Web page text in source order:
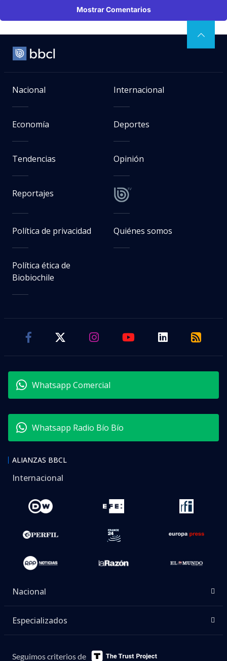
Mostrar Comentarios
Nacional Internacional
Economía Deportes
Tendencias Opinión
Reportajes
Política de privacidad Quiénes somos
Política ética de
Biobiochile
Whatsapp Comercial
Whatsapp Radio Bío Bío
ALIANZAS BBCL
Internacional
Nacional
Especializados
Seguimos criterios de